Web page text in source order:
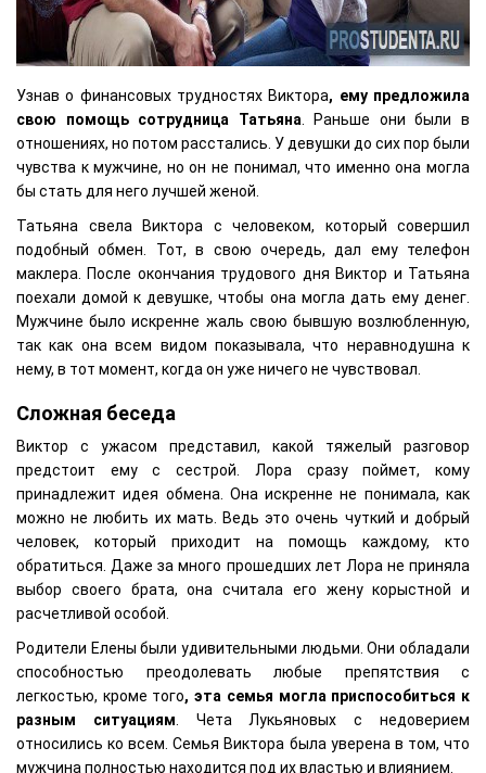
Узнав о финансовых трудностях Виктора, ему предложила
свою помощь сотрудница Татьяна . Раньше они были в
отношениях, но потом расстались. У девушки до сих пор были
чувства к мужчине, но он не понимал, что именно она могла
бы стать для него лучшей женой.
Татьяна свела Виктора с человеком, который совершил
подобный обмен. Тот, в свою очередь, дал ему телефон
маклера. После окончания трудового дня Виктор и Татьяна
поехали домой к девушке, чтобы она могла дать ему денег.
Мужчине было искренне жаль свою бывшую возлюбленную,
так как она всем видом показывала, что неравнодушна к
нему, в тот момент, когда он уже ничего не чувствовал.
Сложная беседа
Виктор с ужасом представил, какой тяжелый разговор
предстоит ему с сестрой. Лора сразу поймет, кому
принадлежит идея обмена. Она искренне не понимала, как
можно не любить их мать. Ведь это очень чуткий и добрый
человек, который приходит на помощь каждому, кто
обратиться. Даже за много прошедших лет Лора не приняла
выбор своего брата, она считала его жену корыстной и
расчетливой особой.
Родители Елены были удивительными людьми. Они обладали
способностью преодолевать любые препятствия с
легкостью, кроме того, эта семья могла приспособиться к
разным ситуациям . Чета Лукьяновых с недоверием
относились ко всем. Семья Виктора была уверена в том, что
мужчина полностью находится под их властью и влиянием.